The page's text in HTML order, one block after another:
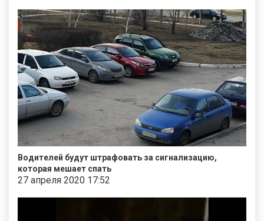
Водителей будут штрафовать за сигнализацию,
которая мешает спать
27 апреля 2020 17:52